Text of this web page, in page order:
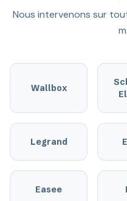
Nous intervenons sur
Wallbox
Legrand
Easee